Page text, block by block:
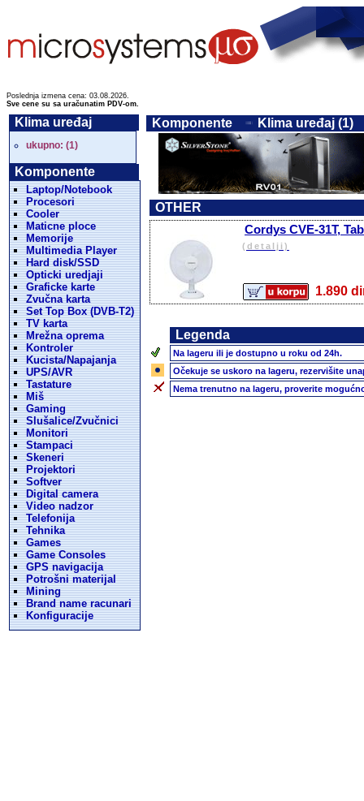
Poslednja izmena cena: 03.08.2026.
Sve cene su sa uračunatim PDV-om.
Klima uređaj
ukupno: (1)
Komponente
Laptop/Notebook
Procesori
Cooler
Maticne ploce
Memorije
Multimedia Player
Hard disk/SSD
Opticki uredjaji
Graficke karte
Zvučna karta
Set Top Box (DVB-T2)
TV karta
Mrežna oprema
Kontroler
Kucista/Napajanja
UPS/AVR
Tastature
Miš
Gaming
Slušalice/Zvučnici
Monitori
Stampaci
Skeneri
Projektori
Softver
Digital camera
Video nadzor
Telefonija
Tehnika
Games
Game Consoles
GPS navigacija
Potrošni materijal
Mining
Brand name racunari
Konfiguracije
Komponente Klima uređaj (1)
OTHER
Cordys CVE-31T,
(detalji)
1.890
Legenda
Na lageru ili je dostupno u roku od 24h.
Očekuje se uskoro na lageru, rezervišite
Nema trenutno na lageru, proverite